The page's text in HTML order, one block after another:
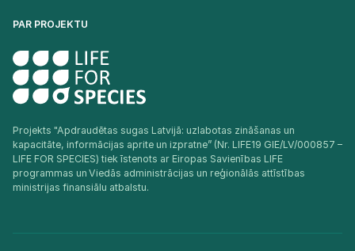
PAR PROJEKTU
Projekts "Apdraudētas sugas Latvijā: uzlabotas zināšanas un
kapacitāte, informācijas aprite un izpratne” (Nr. LIFE19 GIE/LV/000857 –
LIFE FOR SPECIES) tiek īstenots ar Eiropas Savienības LIFE
programmas un Viedās administrācijas un reģionālās attīstības
ministrijas finansiālu atbalstu.​